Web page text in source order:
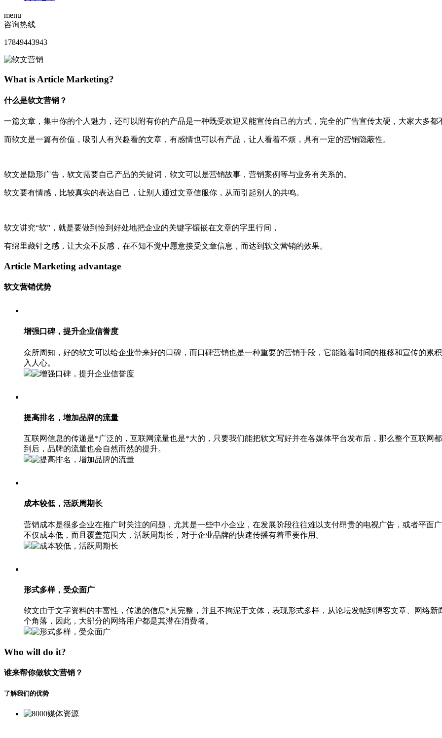
menu
咨询热线
17849443943
What is Article Marketing?
什么是软文营销？
一篇文章，集中你的个人魅力，还可以附有你的产品是一种既受欢迎又能宣传自己的方式，完全的广告宣传太硬，大家大多都
而软文是一篇有价值，吸引人有兴趣看的文章，有感情也可以有产品，让人看着不烦，具有一定的营销隐蔽性。
软文是隐形广告，软文需要自己产品的关健词，软文可以是营销故事，营销案例等与业务有关系的。
软文要有情感，比较真实的表达自己，让别人通过文章信服你，从而引起别人的共鸣。
软文讲究“软”，就是要做到恰到好处地把企业的关键字镶嵌在文章的字里行间，
有绵里藏针之感，让大众不反感，在不知不觉中愿意接受文章信息，而达到软文营销的效果。
Article Marketing advantage
软文营销优势
增强口碑，提升企业信誉度
众所周知，好的软文可以给企业带来好的口碑，而口碑营销也是一种重要的营销手段，它能随着时间的推移和宣传的累
入人心。
提高排名，增加品牌的流量
互联网信息的传递是*广泛的，互联网流量也是*大的，只要我们能把软文写好并在各媒体平台发布后，那么整个互联网
到后，品牌的流量也会自然而然的提升。
成本较低，活跃周期长
营销成本是很多企业在推广时关注的问题，尤其是一些中小企业，在发展阶段往往难以支付昂贵的电视广告，或者平面
不仅成本低，而且覆盖范围大，活跃周期长，对于企业品牌的快速传播有着重要作用。
形式多样，受众面广
软文由于文字资料的丰富性，传递的信息*其完整，并且不拘泥于文体，表现形式多样，从论坛发帖到博客文章、网络
个角落，因此，大部分的网络用户都是其潜在消费者。
Who will do it?
谁来帮你做软文营销？
了解我们的优势